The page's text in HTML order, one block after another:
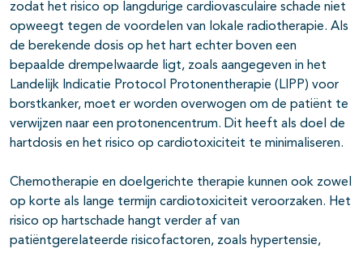
zodat het risico op langdurige cardiovasculaire schade niet
opweegt tegen de voordelen van lokale radiotherapie. Als
de berekende dosis op het hart echter boven een
bepaalde drempelwaarde ligt, zoals aangegeven in het
Landelijk Indicatie Protocol Protonentherapie (LIPP) voor
borstkanker, moet er worden overwogen om de patiënt te
verwijzen naar een protonencentrum. Dit heeft als doel de
hartdosis en het risico op cardiotoxiciteit te minimaliseren.
Chemotherapie en doelgerichte therapie kunnen ook zowel
op korte als lange termijn cardiotoxiciteit veroorzaken. Het
risico op hartschade hangt verder af van
patiëntgerelateerde risicofactoren, zoals hypertensie,